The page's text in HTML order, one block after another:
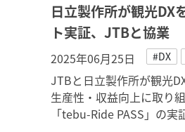
日立製作所が観光DX
ト実証、JTBと協業
2025年06月25日 #DX
JTBと日立製作所が観光
生産性・収益向上に取り
「tebu-Ride PASS」の実